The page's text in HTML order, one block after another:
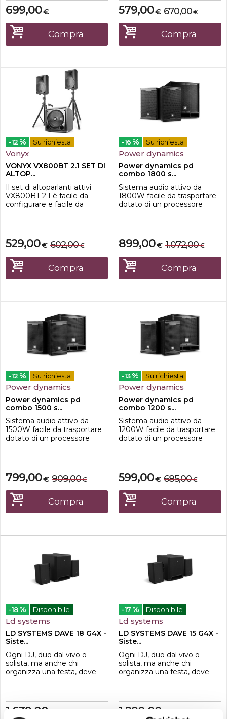
rimovibile, insieme a un paio
di cavi per altoparlanti e un
cavo di alimentazione, si
combinano in un pacchetto
attraente e compatto che
fornisce il ...
€
699,00
Compra
subwoofer da 10" che ospita
l'amplificatore, entrambi i top
e il subwoofer passivo sono
collegati all'unità
dell'amplificatore. Il ric...
€
579,00 €
670,00
Compra
-12 % Su richiesta
Vonyx
VONYX VX800BT 2.1 SET DI
ALTOP...
Il set di altoparlanti attivi
VX800BT 2.1 è facile da
configurare e facile da
ABS con driver dinamico da
1''. Il ricevitore BT integrato ti
consente di riprodurre in
streaming la tua musica in
modalità wireless dal t...
€
529,00 €
602,00
Compra
-16 % Su richiesta
Power dynamics
Power dynamics pd
combo 1800 s...
Sistema audio attivo da
1800W facile da trasportare
dotato di un processore
costante. Ideale per DJ
mobili, spettacoli di karaoke,
spettacoli drive-in,
presentazioni e altre
applicazioni mobili. Questo
set professionale
€
899,00 €
1.072,00
Compra
-12 % Su richiesta
Power dynamics
Power dynamics pd
combo 1500 s...
Sistema audio attivo da
1500W facile da trasportare
dotato di un processore
costante. Ideale per DJ
mobili, spettacoli di karaoke,
spettacoli drive-in,
presentazioni e altre
applicazioni mobili. Questo
set professionale
€
799,00 €
909,00
Compra
-13 % Su richiesta
Power dynamics
Power dynamics pd
combo 1200 s...
Sistema audio attivo da
1200W facile da trasportare
dotato di un processore
costante. Ideale per DJ
mobili, spettacoli di karaoke,
spettacoli drive-in,
presentazioni e altre
applicazioni mobili. Questo
set professionale
€
599,00 €
685,00
Compra
-18 % Disponibile
Ld systems
LD SYSTEMS DAVE 18 G4X -
Siste...
Ogni DJ, duo dal vivo o
solista, ma anche chi
organizza una festa, deve
applicazioni diverse.
Imprescindibili tanti
1.639,00 1.999,00
-17 % Disponibile
Ld systems
LD SYSTEMS DAVE 15 G4X -
Siste...
Ogni DJ, duo dal vivo o
solista, ma anche chi
organizza una festa, deve
professionale per tante
applicazioni diverse.
1.290,00 1.560,00